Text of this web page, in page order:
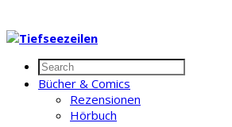
Bücher & Comics
Rezensionen
Hörbuch